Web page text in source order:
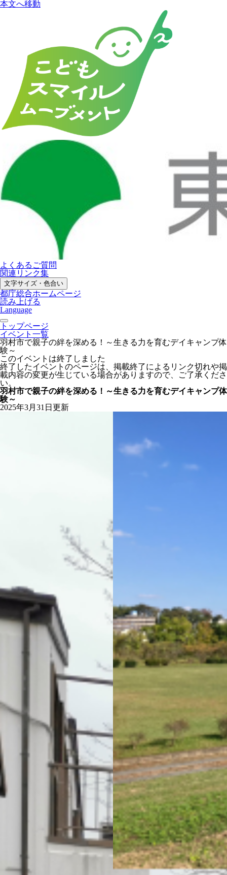
本文へ移動
よくあるご質問
関連リンク集
文字サイズ・色合い
都庁総合ホームページ
読み上げる
Language
トップページ
イベント一覧
羽村市で親子の絆を深める！～生きる力を育むデイキャンプ体
験～
このイベントは終了しました
終了したイベントのページは、掲載終了によるリンク切れや掲
載内容の変更が生じている場合がありますので、ご了承くださ
い。
羽村市で親子の絆を深める！～生きる力を育むデイキャンプ体
験～
2025年3月31日更新